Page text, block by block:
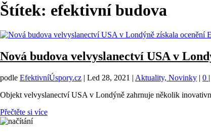
Štítek: efektivní budova
Nová budova velvyslanectví USA v
podle EfektivníÚspory.cz | Led 28, 2021 | Aktuality, Novinky | 0 |
Objekt velvyslanectví USA v Londýně zahrnuje několik
Přečtěte si více